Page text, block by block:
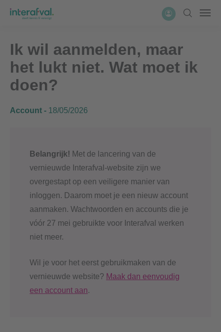
Overslaan
inhoud
Account
Ik wil aanmelden, maar
het lukt niet. Wat moet ik
doen?
Account 18/05/2026
Belangrijk! Met de lancering van de
vernieuwde Interafval-website zijn we
overgestapt op een veiligere manier van
inloggen. Daarom moet je een nieuw account
aanmaken. Wachtwoorden en accounts die je
vóór 27 mei gebruikte voor Interafval werken
niet meer.
Wil je voor het eerst gebruikmaken van de
vernieuwde website? Maak dan eenvoudig
een account aan.